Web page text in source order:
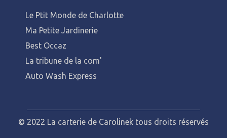
Le Ptit Monde de Charlotte
Ma Petite Jardinerie
Best Occaz
La tribune de la com'
Auto Wash Express
© 2022 La carterie de Carolinek tous droits réservés